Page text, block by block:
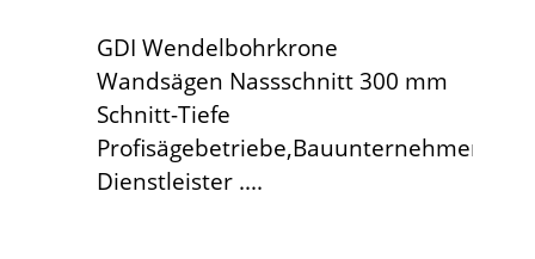
GDI Wendelbohrkrone
Wandsägen Nassschnitt 300 mm
Schnitt-Tiefe
Profisägebetriebe,Bauunternehmen,
Dienstleister ....